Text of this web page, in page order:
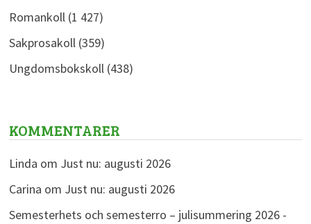
Romankoll(1 427)
Sakprosakoll(359)
Ungdomsbokskoll(438)
KOMMENTARER
Linda om Just nu: augusti 2026
Carina om Just nu: augusti 2026
Semesterhets och semesterro – julisummering 2026 -